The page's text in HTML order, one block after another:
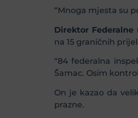
“Mnoga mjesta su
Direktor Federalne
na 15 graničnih
“84 federalna
Šamac. Osim
On je kazao da
prazne.